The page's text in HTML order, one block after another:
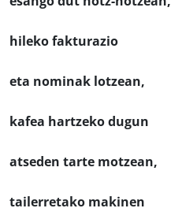
hileko fakturazio
eta nominak lotzean,
kafea hartzeko dugun
atseden tarte motzean,
tailerretako makinen